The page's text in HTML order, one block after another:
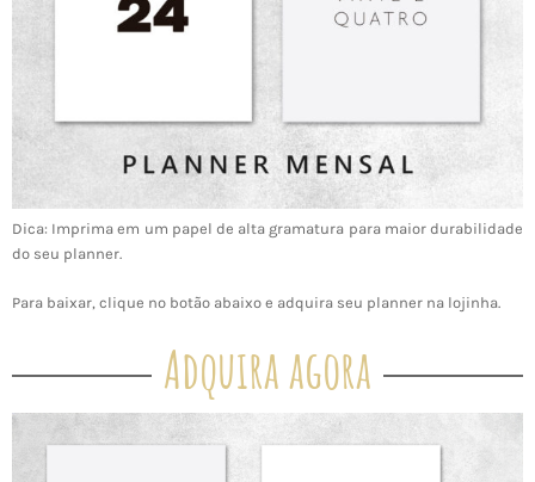
Dica: Imprima em um papel de alta gramatura para maior durabilidade
do seu planner.
Para baixar, clique no botão abaixo e adquira seu planner na lojinha.
Adquira agora